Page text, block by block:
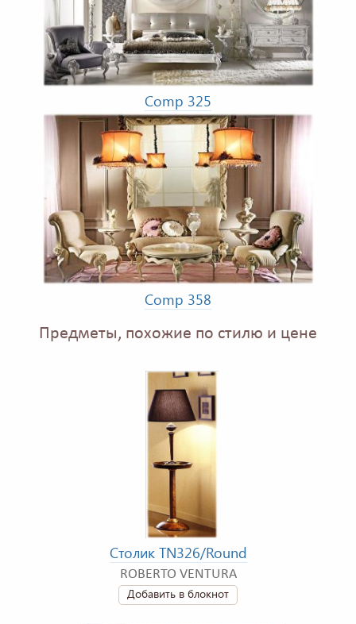
Comp 325
Comp 358
Предметы, похожие по стилю и цене
Столик TN326/Round
ROBERTO VENTURA
Добавить в блокнот